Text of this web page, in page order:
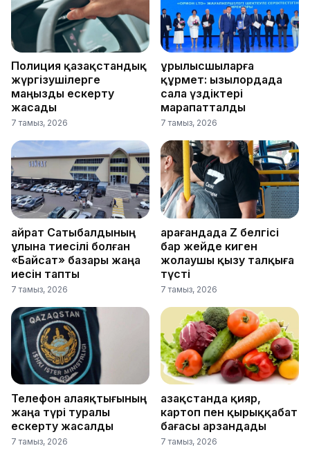
Полиция қазақстандық
жүргізушілерге
маңызды ескерту
жасады
7 тамыз, 2026
Құрылысшыларға
құрмет: Қызылордада
сала үздіктері
марапатталды
7 тамыз, 2026
Қайрат Сатыбалдының
ұлына тиесілі болған
«Байсат» базары жаңа
иесін тапты
7 тамыз, 2026
Қарағандада Z белгісі
бар жейде киген
жолаушы қызу талқыға
түсті
7 тамыз, 2026
Телефон алаяқтығының
жаңа түрі туралы
ескерту жасалды
7 тамыз, 2026
Қазақстанда қияр,
картоп пен қырыққабат
бағасы арзандады
7 тамыз, 2026